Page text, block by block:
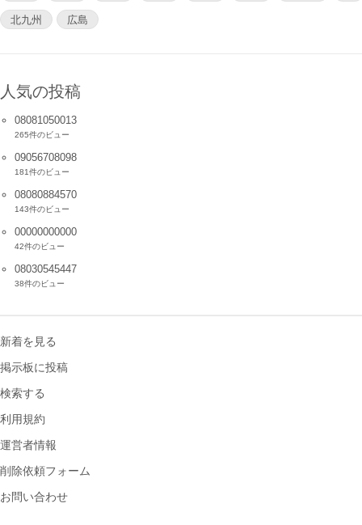
北九州
広島
人気の投稿
08081050013
265件のビュー
09056708098
181件のビュー
08080884570
143件のビュー
00000000000
42件のビュー
08030545447
38件のビュー
新着を見る
掲示板に投稿
検索する
利用規約
運営者情報
削除依頼フォーム
お問い合わせ